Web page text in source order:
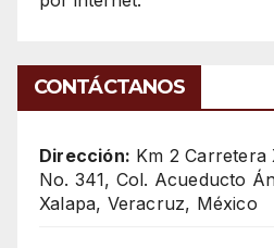
CONTÁCTANOS
Dirección: Km 2 Carretera
No. 341, Col. Acueducto
Xalapa, Veracruz, México